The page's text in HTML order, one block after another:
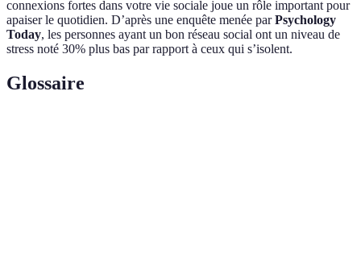
connexions fortes dans votre vie sociale joue un rôle important pour
apaiser le quotidien. D’après une enquête menée parPsychology
Today, les personnes ayant un bon réseau social ont un niveau de
stress noté 30% plus bas par rapport à ceux qui s’isolent.
Glossaire